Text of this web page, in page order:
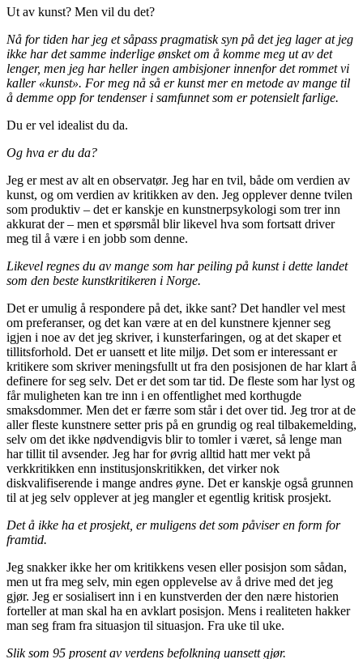
Ut av kunst? Men vil du det?
Nå for tiden har jeg et såpass pragmatisk syn på det jeg lager at jeg
ikke har det samme inderlige ønsket om å komme meg ut av det
lenger, men jeg har heller ingen ambisjoner innenfor det rommet vi
kaller «kunst». For meg nå så er kunst mer en metode av mange til
å demme opp for tendenser i samfunnet som er potensielt farlige.
Du er vel idealist du da.
Og hva er du da?
Jeg er mest av alt en observatør. Jeg har en tvil, både om verdien av
kunst, og om verdien av kritikken av den. Jeg opplever denne tvilen
som produktiv – det er kanskje en kunstnerpsykologi som trer inn
akkurat der – men et spørsmål blir likevel hva som fortsatt driver
meg til å være i en jobb som denne.
Likevel regnes du av mange som har peiling på kunst i dette landet
som den beste kunstkritikeren i Norge.
Det er umulig å respondere på det, ikke sant? Det handler vel mest
om preferanser, og det kan være at en del kunstnere kjenner seg
igjen i noe av det jeg skriver, i kunsterfaringen, og at det skaper et
tillitsforhold. Det er uansett et lite miljø. Det som er interessant er
kritikere som skriver meningsfullt ut fra den posisjonen de har klart å
definere for seg selv. Det er det som tar tid. De fleste som har lyst og
får muligheten kan tre inn i en offentlighet med korthugde
smaksdommer. Men det er færre som står i det over tid. Jeg tror at de
aller fleste kunstnere setter pris på en grundig og real tilbakemelding,
selv om det ikke nødvendigvis blir to tomler i været, så lenge man
har tillit til avsender. Jeg har for øvrig alltid hatt mer vekt på
verkkritikken enn institusjonskritikken, det virker nok
diskvalifiserende i mange andres øyne. Det er kanskje også grunnen
til at jeg selv opplever at jeg mangler et egentlig kritisk prosjekt.
Det å ikke ha et prosjekt, er muligens det som påviser en form for
framtid.
Jeg snakker ikke her om kritikkens vesen eller posisjon som sådan,
men ut fra meg selv, min egen opplevelse av å drive med det jeg
gjør. Jeg er sosialisert inn i en kunstverden der den nære historien
forteller at man skal ha en avklart posisjon. Mens i realiteten hakker
man seg fram fra situasjon til situasjon. Fra uke til uke.
Slik som 95 prosent av verdens befolkning uansett gjør.